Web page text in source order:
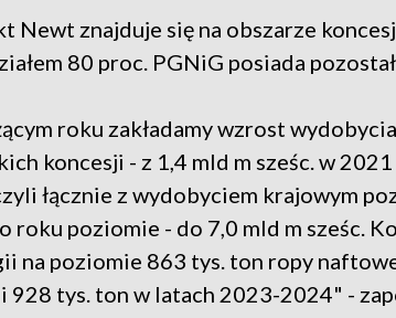
Newt znajduje się na obszarze
80 proc. PGNiG posiada
roku zakładamy wzrost
koncesji - z 1,4 mld m sześc. w
łącznie z wydobyciem krajowym
roku poziomie - do 7,0 mld m sześc.
na poziomie 863 tys. ton ropy
928 tys. ton w latach 2023-2024" -